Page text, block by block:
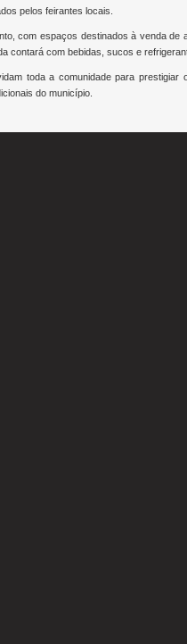
pelos feirantes locais.
com espaços destinados à venda de
contará com bebidas, sucos e
toda a comunidade para prestigiar
do município.